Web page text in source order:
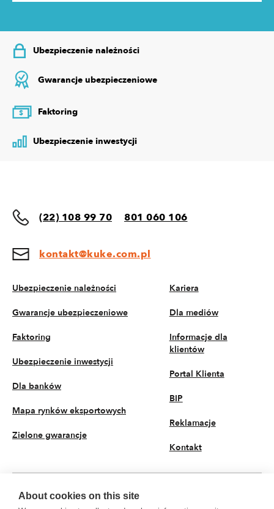
Ubezpieczenie należności
Gwarancje ubezpieczeniowe
$ Faktoring
Ubezpieczenie inwestycji
(22) 108 99 70 801 060 106
kontakt@kuke.com.pl
Ubezpieczenie należności
Gwarancje ubezpieczeniowe
Faktoring
Ubezpieczenie inwestycji
Dla banków
Mapa rynków eksportowych
Zielone gwarancje
Kariera
Dla mediów
Informacje dla
klientów
Portal Klienta
BIP
Reklamacje
Kontakt
PL
About cookies on this site